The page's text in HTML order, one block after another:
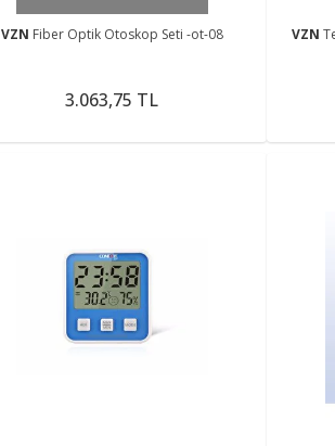
VZN Fiber Optik Otoskop Seti -ot-08
3.063,75 TL
VZN